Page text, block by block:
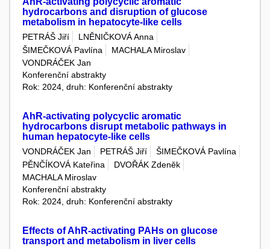
hydrocarbons and disruption of glucose
metabolism in hepatocyte-like cells
PETRÁŠ Jiří
LNĚNIČKOVÁ Anna
ŠIMEČKOVÁ Pavlína
MACHALA Miroslav
VONDRÁČEK Jan
Konferenční abstrakty
Rok: 2024, druh: Konferenční abstrakty
AhR-activating polycyclic aromatic
hydrocarbons disrupt metabolic pathways in
human hepatocyte-like cells
VONDRÁČEK Jan PETRÁŠ Jiří
ŠIMEČKOVÁ Pavlína
PĚNČÍKOVÁ Kateřina
DVOŘÁK Zdeněk
MACHALA Miroslav
Konferenční abstrakty
Rok: 2024, druh: Konferenční abstrakty
Effects of AhR-activating PAHs on glucose
transport and metabolism in liver cells